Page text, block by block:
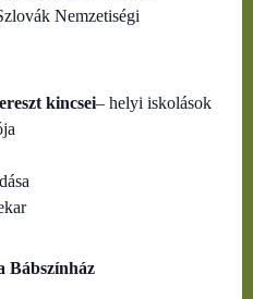
Nemzetiségi
kincsei– helyi iskolások
Bábszínház